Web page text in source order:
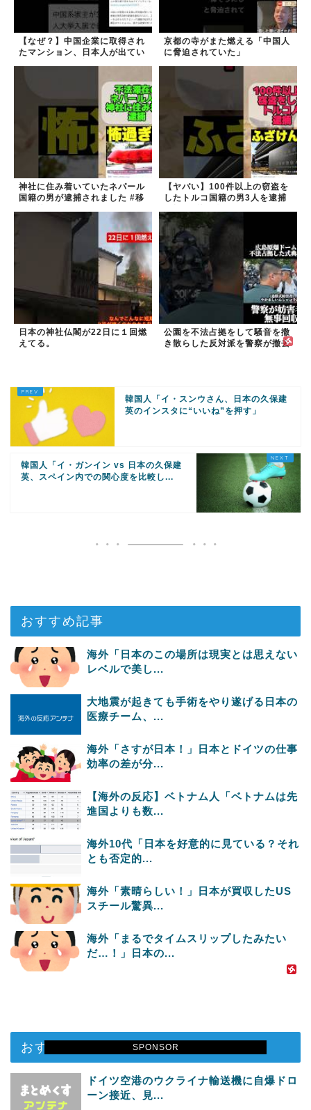
SPONSOR
【なぜ？】中国企業に取得され
たマンション、日本人が出てい
京都の寺がまた燃える「中国人
に脅迫されていた」
神社に住み着いていたネパール
国籍の男が逮捕されました #移
【ヤバい】100件以上の窃盗を
したトルコ国籍の男3人を逮捕
日本の神社仏閣が22日に１回燃
えてる。
公園を不法占拠をして騒音を撒
き散らした反対派を警察が撤去
韓国人「イ・スンウさん、日本の久保建
英のインスタに“いいね”を押す」
韓国人「イ・ガンイン vs 日本の久保建
英、スペイン内での関心度を比較し...
おすすめ記事
海外「日本のこの場所は現実とは思えない
レベルで美し...
大地震が起きても手術をやり遂げる日本の
医療チーム、...
海外「さすが日本！」日本とドイツの仕事
効率の差が分...
【海外の反応】ベトナム人「ベトナムは先
進国よりも数...
海外10代「日本を好意的に見ている？それ
とも否定的...
海外「素晴らしい！」日本が買収したUS
スチール驚異...
海外「まるでタイムスリップしたみたい
だ…！」日本の...
おすすめ記事
ドイツ空港のウクライナ輸送機に自爆ドロ
ーン接近、見...